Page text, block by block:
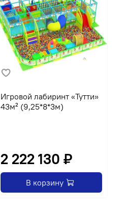
Игровой лабиринт «Тутти»
43м² (9,25*8*3м)
2 222 130 ₽
В корзину